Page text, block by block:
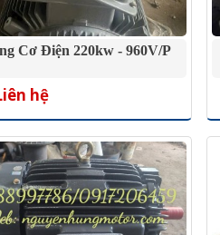
Cơ Điện 220kw - 960V/P
hệ